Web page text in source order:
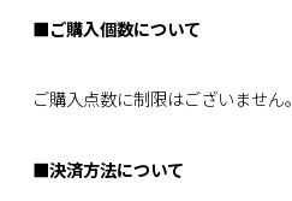
■ご購入個数について
ご購入点数に制限はございません。
■決済方法について